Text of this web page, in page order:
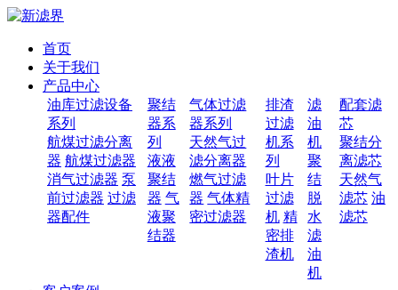
首页
关于我们
产品中心
油库过滤设备
系列
航煤过滤分离
器 航煤过滤器
消气过滤器 泵
前过滤器 过滤
器配件
聚结
器系
列
液液
聚结
器 气
液聚
结器
气体过滤
器系列
天然气过
滤分离器
燃气过滤
器 气体精
密过滤器
排渣
过滤
机系
列
叶片
过滤
机 精
密排
渣机
滤
油
机
聚
结
脱
水
滤
油
机
配套滤
芯
聚结分
离滤芯
天然气
滤芯 油
滤芯